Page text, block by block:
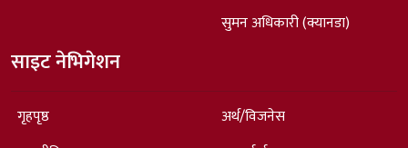
सुमन अधिकारी (क्यानडा)
साइट नेभिगेशन
गृहपृष्ठ
अर्थ/विजनेस